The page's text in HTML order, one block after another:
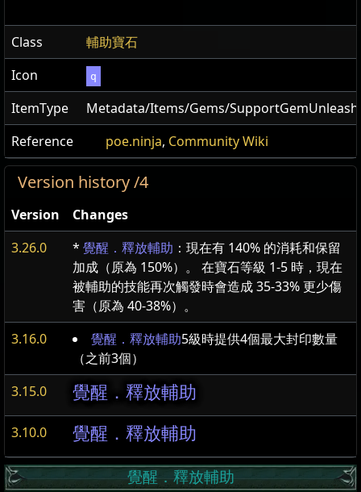
Class
輔助寶石
Icon
q
ItemType
Metadata/Items/Gems/
Reference
poe.ninja, Community Wiki
Version history /4
Version
Changes
3.26.0
* 覺醒．釋放輔助 ：現在有 140% 的消耗和保留
加成（原為 150%）。 在寶石等級 1-5 時，現在
被輔助的技能再次觸發時會造成 35-33% 更少傷
害（原為 40-38%）。
3.16.0
覺醒．釋放輔助5級時提供4個最大封印數量
（之前3個）
3.15.0
覺醒．釋放輔助
3.10.0 覺醒．釋放輔助
覺醒．釋放輔助